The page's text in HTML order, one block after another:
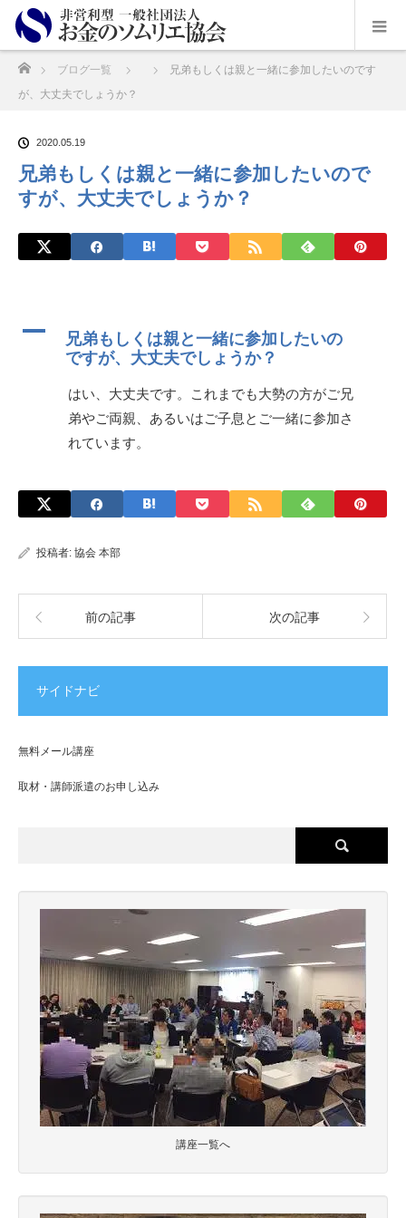
ブログ一覧
兄弟もしくは親と一緒に参加したいのです
が、大丈夫でしょうか？
2020.05.19
兄弟もしくは親と一緒に参加したいので
すが、大丈夫でしょうか？
A
兄弟もしくは親と一緒に参加したいの
ですが、大丈夫でしょうか？
はい、大丈夫です。これまでも大勢の方がご兄
弟やご両親、あるいはご子息とご一緒に参加さ
れています。
投稿者: 協会 本部
前の記事 次の記事
サイドナビ
無料メール講座
取材・講師派遣のお申し込み
講座一覧へ